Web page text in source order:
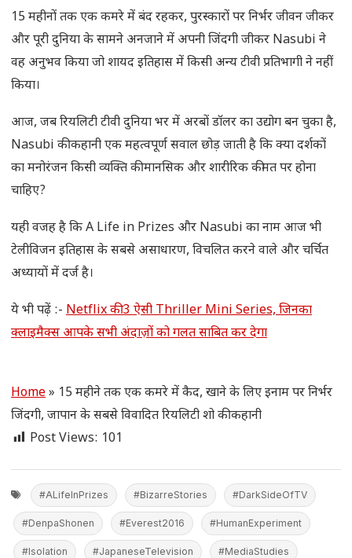
15 महीनों तक एक कमरे में बंद रहकर, पुरस्कारों पर निर्भर जीवन जीकर
और पूरी दुनिया के सामने अनजाने में अपनी जिंदगी जीकर Nasubi ने
वह अनुभव किया जो शायद इतिहास में किसी अन्य टीवी प्रतिभागी ने नहीं
किया।
आज, जब रियलिटी टीवी दुनिया भर में अरबों डॉलर का उद्योग बन चुका है,
Nasubi की कहानी एक महत्वपूर्ण सवाल छोड़ जाती है कि क्या दर्शकों
का मनोरंजन किसी व्यक्ति की मानसिक और शारीरिक कीमत पर होना
चाहिए?
यही वजह है कि A Life in Prizes और Nasubi का नाम आज भी
टेलीविजन इतिहास के सबसे असाधारण, विचलित करने वाले और चर्चित
अध्यायों में दर्ज है।
ये भी पढ़ें :- Netflix की 3 ऐसी Thriller Mini Series, जिनका
क्लाइमैक्स आपके सभी अंदाज़ों को गलत साबित कर देगा
Home» 15 महीने तक एक कमरे में कैद, खाने के लिए इनाम पर निर्भर
जिंदगी, जापान के सबसे विवादित रियलिटी शो की कहानी
Post Views: 101
#ALifeInPrizes #BizarreStories #DarkSideOfTV
#DenpaShonen #Everest2016 #HumanExperiment
#Isolation #JapaneseTelevision #MediaStudies